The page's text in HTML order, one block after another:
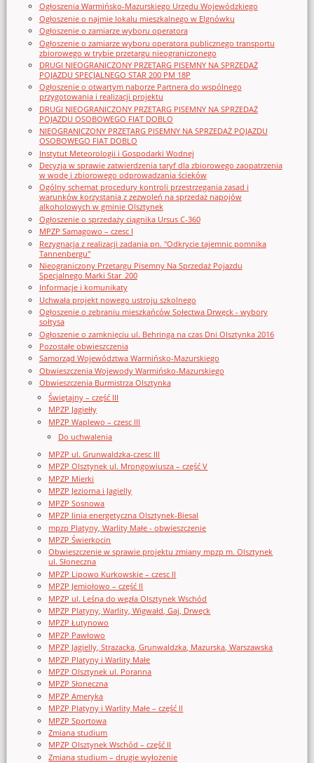
Ogłoszenia Warmińsko-Mazurskiego Urzędu Wojewódzkiego
Ogłoszenie o najmie lokalu mieszkalnego w Elgnówku
Ogłoszenie o zamiarze wyboru operatora
Ogłoszenie o zamiarze wyboru operatora publicznego transportu
zbiorowego w trybie przetargu nieograniczonego
DRUGI NIEOGRANICZONY PRZETARG PISEMNY NA SPRZEDAŻ
POJAZDU SPECJALNEGO STAR 200 PM 18P
Ogłoszenie o otwartym naborze Partnera do wspólnego
przygotowania i realizacji projektu
DRUGI NIEOGRANICZONY PRZETARG PISEMNY NA SPRZEDAŻ
POJAZDU OSOBOWEGO FIAT DOBLO
NIEOGRANICZONY PRZETARG PISEMNY NA SPRZEDAŻ POJAZDU
OSOBOWEGO FIAT DOBLO
Instytut Meteorologii i Gospodarki Wodnej
Decyzja w sprawie zatwierdzenia taryf dla zbiorowego zaopatrzenia
w wodę i zbiorowego odprowadzania ścieków
Ogólny schemat procedury kontroli przestrzegania zasad i
warunków korzystania z zezwoleń na sprzedaż napojów
alkoholowych w gminie Olsztynek
Ogłoszenie o sprzedaży ciągnika Ursus C-360
MPZP Samagowo – czesc I
Rezygnacja z realizacji zadania pn. "Odkrycie tajemnic pomnika
Tannenbergu"
Nieograniczony Przetargu Pisemny Na Sprzedaż Pojazdu
Specjalnego Marki Star_200
Informacje i komunikaty
Uchwała projekt nowego ustroju szkolnego
Ogłoszenie o zebraniu mieszkańców Sołectwa Drwęck - wybory
sołtysa
Ogłoszenie o zamknięciu ul. Behringa na czas Dni Olsztynka 2016
Pozostałe obwieszczenia
Samorząd Województwa Warmińsko-Mazurskiego
Obwieszczenia Wojewody Warmińsko-Mazurskiego
Obwieszczenia Burmistrza Olsztynka
Świętajny – część III
MPZP Jagiełły
MPZP Waplewo – czesc III
Do uchwalenia
MPZP ul. Grunwaldzka-czesc III
MPZP Olsztynek ul. Mrongowiusza – część V
MPZP Mierki
MPZP Jeziorna i Jagielly
MPZP Sosnowa
MPZP linia energetyczna Olsztynek-Biesal
mpzp Platyny, Warlity Małe - obwieszczenie
MPZP Świerkocin
Obwieszczenie w sprawie projektu zmiany mpzp m. Olsztynek
ul. Słoneczna
MPZP Lipowo Kurkowskie – czesc II
MPZP Jemiołowo – część II
MPZP ul. Leśna do węzła Olsztynek Wschód
MPZP Platyny, Warlity, Wigwałd, Gaj, Drwęck
MPZP Łutynowo
MPZP Pawłowo
MPZP Jagielly, Strazacka, Grunwaldzka, Mazurska, Warszawska
MPZP Platyny i Warlity Małe
MPZP Olsztynek ul. Poranna
MPZP Słoneczna
MPZP Ameryka
MPZP Platyny i Warlity Małe – część II
MPZP Sportowa
Zmiana studium
MPZP Olsztynek Wschód – część II
Zmiana studium – drugie wyłożenie